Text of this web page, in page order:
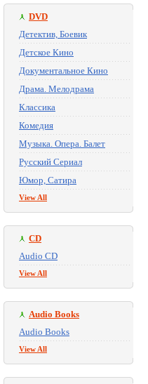
DVD
Детектив, Боевик
Детское Кино
Документальное Кино
Драма. Мелодрама
Классика
Комедия
Музыка. Опера. Балет
Русский Сериал
Юмор, Сатира
View All
CD
Audio CD
View All
Audio Books
Audio Books
View All